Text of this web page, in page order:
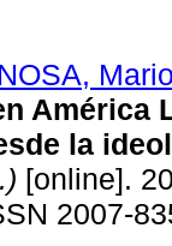
América
la
[online].
2007-